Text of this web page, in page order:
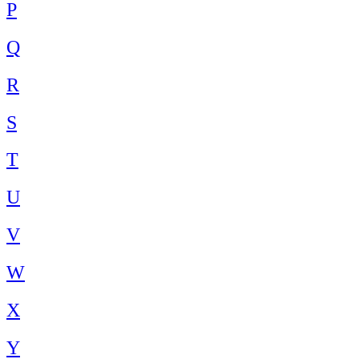
P
Q
R
S
T
U
V
W
X
Y